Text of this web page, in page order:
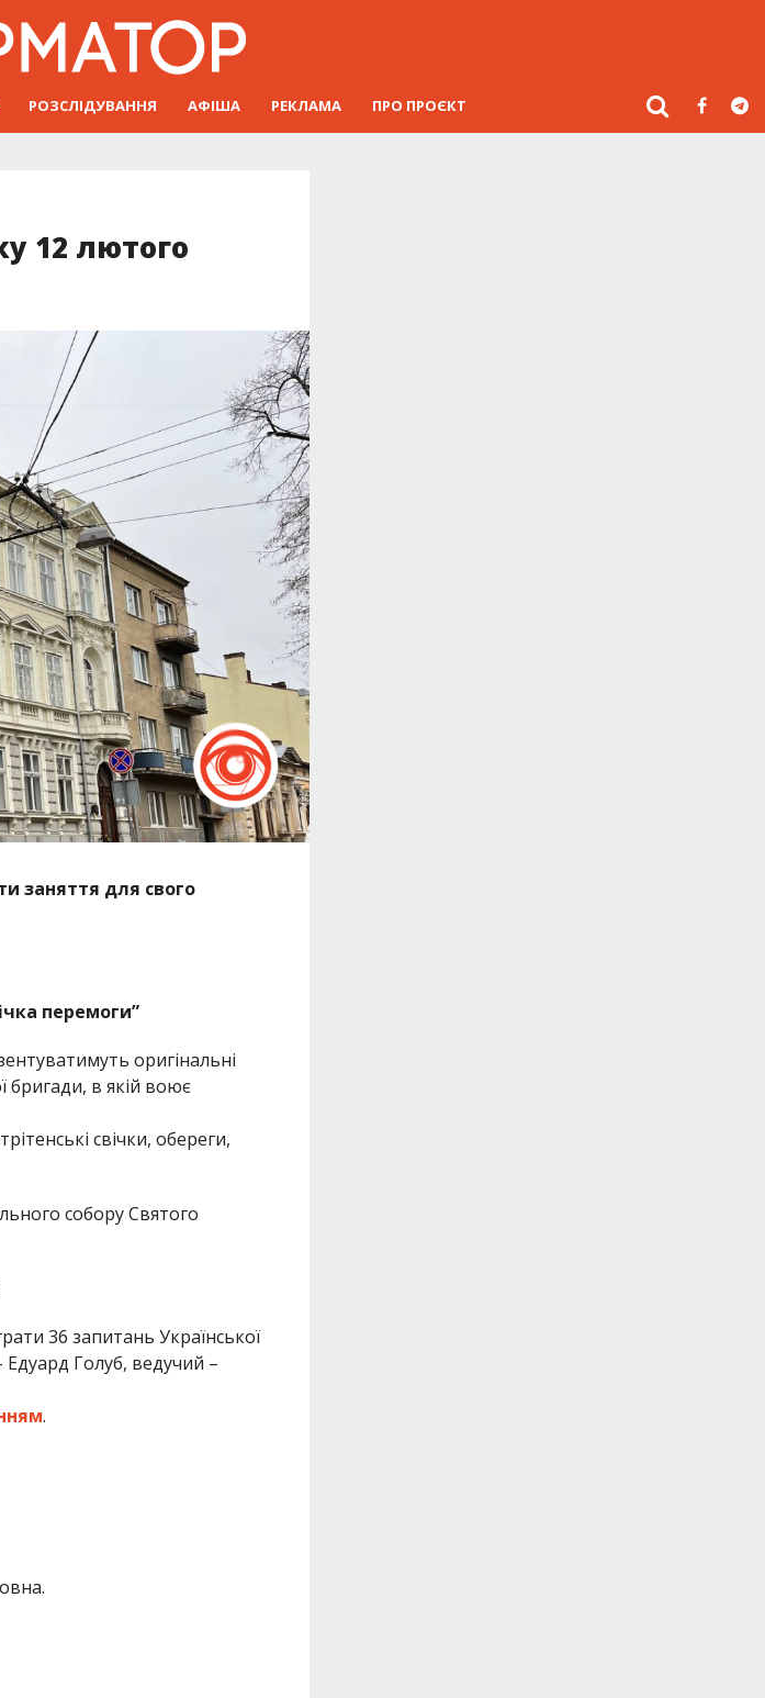
РОЗСЛІДУВАННЯ АФІША РЕКЛАМА ПРО ПРОЄКТ
12 лютого
заняття для свого
перемоги”
оригінальні
бригади, в якій воює
свічки, обереги,
собору Святого
36 запитань Української
Едуард Голуб, ведучий –
.